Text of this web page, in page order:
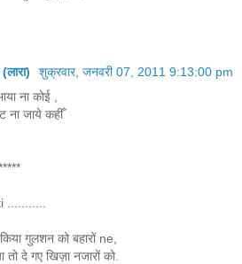
शुक्रवार, जनवरी 07, 2011 9:13:00 pm
ना कोई ,
ना जाये कहीँ
गुलशन को बहारों ne,
दे गए खिज़ा नजारों को.